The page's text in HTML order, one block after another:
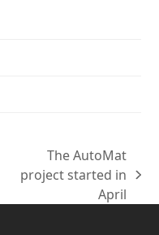
Nächster
Beitrag:
The AutoMat
project started in
April